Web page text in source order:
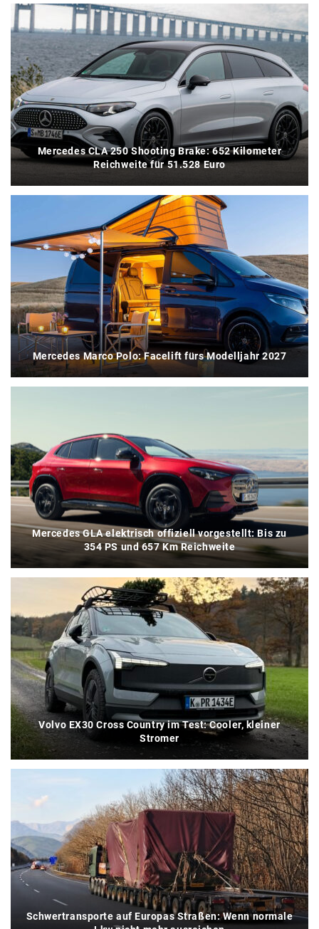
Mercedes CLA 250 Shooting Brake: 652 Kilometer
Reichweite für 51.528 Euro
Mercedes Marco Polo: Facelift fürs Modelljahr 2027
Mercedes GLA elektrisch offiziell vorgestellt: Bis zu
354 PS und 657 Km Reichweite
Volvo EX30 Cross Country im Test: Cooler, kleiner
Stromer
Schwertransporte auf Europas Straßen: Wenn normale